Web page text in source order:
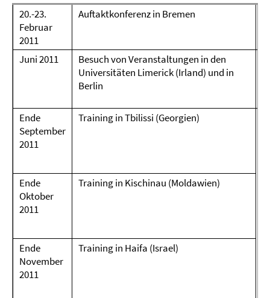
20.-23.
Februar
2011
Auftaktkonferenz in Bremen
Juni 2011
Besuch von Veranstaltungen in den
Universitäten Limerick (Irland) und in
Berlin
Ende
September
2011
Training in Tbilissi (Georgien)
Ende
Oktober
2011
Training in Kischinau (Moldawien)
Ende
November
2011
Training in Haifa (Israel)